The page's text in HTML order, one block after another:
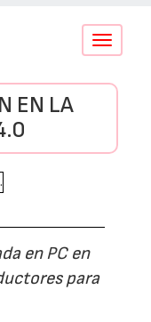
Conmutar
EN LA
en PC en
para